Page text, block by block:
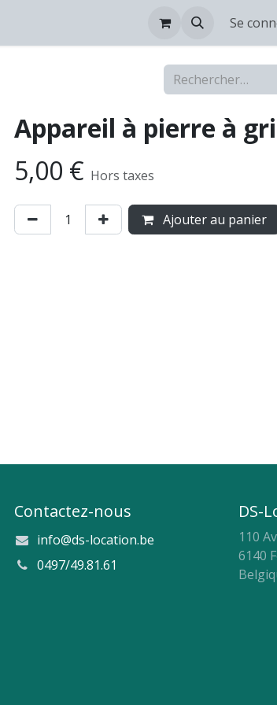
Se
Appareil à pierre à
5,00 € Hors taxes
Ajouter au panier
Contactez-nous
info@ds-location.be
0497/49.81.61
DS-
110
6140